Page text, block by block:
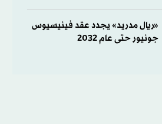
«ريال مدريد» يجدد عقد فينيسيوس
جونيور حتى عام 2032